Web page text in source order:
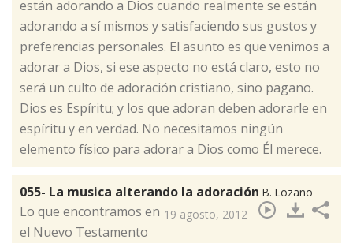
están adorando a Dios cuando realmente se están
adorando a sí mismos y satisfaciendo sus gustos y
preferencias personales. El asunto es que venimos a
adorar a Dios, si ese aspecto no está claro, esto no
será un culto de adoración cristiano, sino pagano.
Dios es Espíritu; y los que adoran deben adorarle en
espíritu y en verdad. No necesitamos ningún
elemento físico para adorar a Dios como Él merece.​
055- La musica alterando la adoración B. Lozano
19 agosto, 2012
​Lo que encontramos en
el Nuevo Testamento